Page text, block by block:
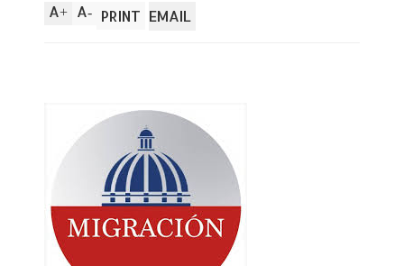
A+ A- PRINT EMAIL